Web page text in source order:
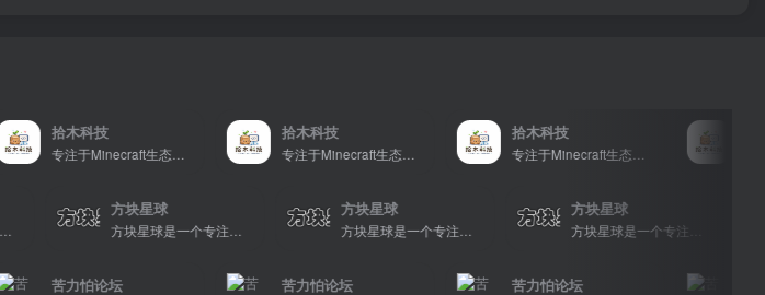
拾木科技
专注于Minecraft生态建设
拾木科技
专注于Minecraft生态建设
拾木科技
专注于Minecraft生态建设
方块星球 方块星球 方块星球
苦力怕论坛 苦力怕论坛 苦力怕论坛